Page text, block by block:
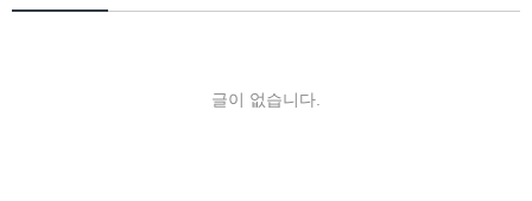
글이 없습니다.